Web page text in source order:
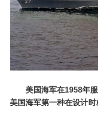
美国海军在1958年
美国海军第一种在设计